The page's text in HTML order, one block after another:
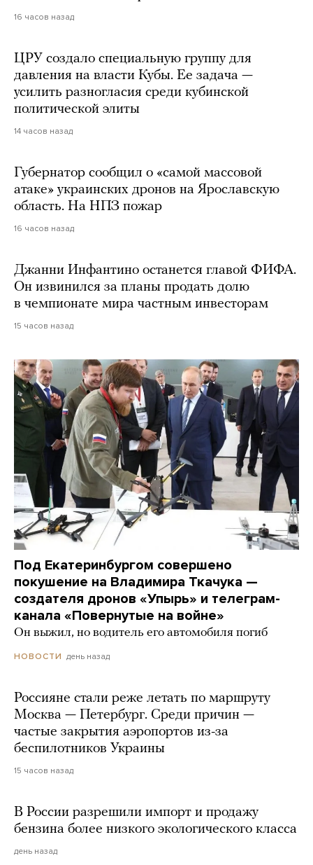
16 часов назад
ЦРУ создало специальную группу для
давления на власти Кубы. Ее задача —
усилить разногласия среди кубинской
политической элиты
14 часов назад
Губернатор сообщил о «самой массовой
атаке» украинских дронов на Ярославскую
область. На НПЗ пожар
16 часов назад
Джанни Инфантино останется главой ФИФА.
Он извинился за планы продать долю
в чемпионате мира частным инвесторам
15 часов назад
Под Екатеринбургом совершено
покушение на Владимира Ткачука —
создателя дронов «Упырь» и телеграм-
канала «Повернутые на войне»
Он выжил, но водитель его автомобиля погиб
НОВОСТИ день назад
Россияне стали реже летать по маршруту
Москва — Петербург. Среди причин —
частые закрытия аэропортов из-за
беспилотников Украины
15 часов назад
В России разрешили импорт и продажу
бензина более низкого экологического класса
день назад